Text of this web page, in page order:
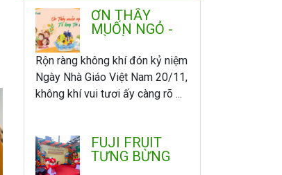
ƠN THẦY
MUỐN NGỎ -
ÂN
Rộn ràng không khí đón kỷ niệm
Ngày Nhà Giáo Việt Nam 20/11,
không khí vui tươi ấy càng rõ ...
FUJI FRUIT
TƯNG BỪNG